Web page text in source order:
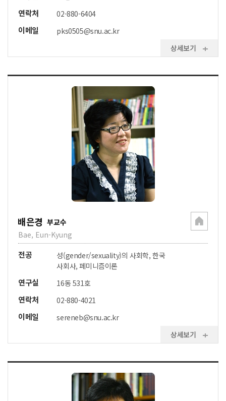
연락처 02-880-6404
이메일
pks0505@snu.ac.kr
상세보기
배은경 부교수
Bae, Eun-Kyung
전공
성(gender/sexuality)의 사회학, 한국
사회사, 페미니즘이론
연구실 16동 531호
연락처 02-880-4021
이메일
sereneb@snu.ac.kr
상세보기